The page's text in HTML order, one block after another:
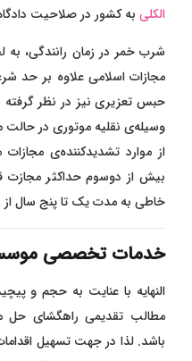
الکلی به کشور در صلاحیت
شرب خمر در زمان رانندگی، به
حبس تعزیری نیز در نظر گرفته
وسیله‌ی نقلیه موتوری در حالت
از موارد تشدید‌کننده‌ی
بیش از دوسوم حداکثر مجازت
خاطی به مدت یک تا پنج سال
خدمات تخصصی
النهایه با عنایت به حجم و
مطالب تقدیمی راهگشای
باشد. لذا در جهت تسهیل